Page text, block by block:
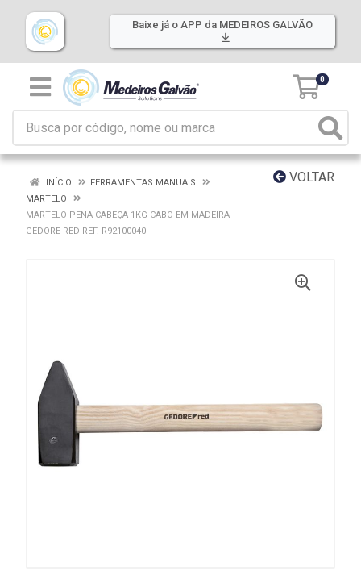
Baixe já o APP da MEDEIROS GALVÃO
0
VOLTAR
INÍCIO
FERRAMENTAS MANUAIS
MARTELO
MARTELO PENA CABEÇA 1KG CABO EM MADEIRA -
GEDORE RED REF. R92100040